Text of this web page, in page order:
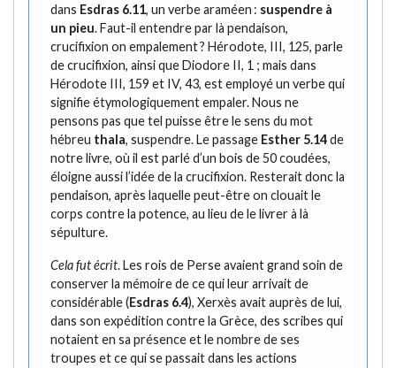
dans Esdras 6.11, un verbe araméen : suspendre à
un pieu. Faut-il entendre par là pendaison,
crucifixion on empalement ? Hérodote, III, 125, parle
de crucifixion, ainsi que Diodore II, 1 ; mais dans
Hérodote III, 159 et IV, 43, est employé un verbe qui
signifie étymologiquement empaler. Nous ne
pensons pas que tel puisse être le sens du mot
hébreu thala, suspendre. Le passage Esther 5.14de
notre livre, où il est parlé d’un bois de 50 coudées,
éloigne aussi l’idée de la crucifixion. Resterait donc la
pendaison, après laquelle peut-être on clouait le
corps contre la potence, au lieu de le livrer à là
sépulture.
Cela fut écrit. Les rois de Perse avaient grand soin de
conserver la mémoire de ce qui leur arrivait de
considérable (Esdras 6.4), Xerxès avait auprès de lui,
dans son expédition contre la Grèce, des scribes qui
notaient en sa présence et le nombre de ses
troupes et ce qui se passait dans les actions